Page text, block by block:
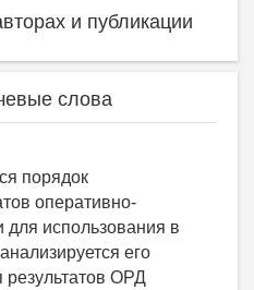
и публикации
слова
порядок
оперативно-
для использования в
его
результатов ОРД